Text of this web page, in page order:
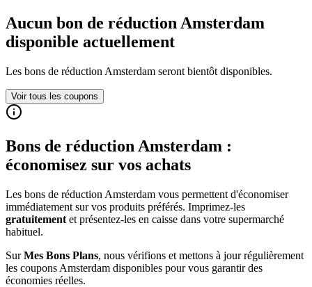
Aucun bon de réduction Amsterdam
disponible actuellement
Les bons de réduction Amsterdam seront bientôt disponibles.
Voir tous les coupons
Bons de réduction Amsterdam :
économisez sur vos achats
Les bons de réduction Amsterdam vous permettent d'économiser
immédiatement sur vos produits préférés. Imprimez-les
gratuitement et présentez-les en caisse dans votre supermarché
habituel.
SurMes Bons Plans, nous vérifions et mettons à jour régulièrement
les coupons Amsterdam disponibles pour vous garantir des
économies réelles.